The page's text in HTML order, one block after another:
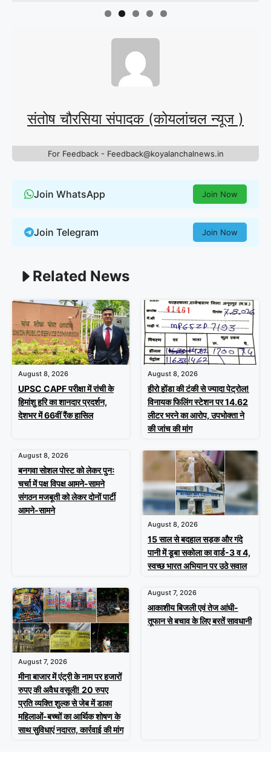
संतोष चौरसिया संपादक (कोयलांचल न्यूज )
For Feedback - Feedback@koyalanchalnews.in
Join WhatsApp Join Now
Join Telegram Join Now
Related News
August 8, 2026
UPSC CAPF परीक्षा में रांची के
हिमांशु हरि का शानदार प्रदर्शन,
देशभर में 66वीं रैंक हासिल
August 8, 2026
हीरो होंडा की टंकी से ज्यादा पेट्रोल!
विनायक फिलिंग स्टेशन पर 14.62
लीटर भरने का आरोप, उपभोक्ता ने
की जांच की मांग
August 8, 2026
बनगवा सोशल पोस्ट को लेकर पुनः
चर्चा में पक्ष विपक्ष आमने-सामने
संगठन मजबूती को लेकर दोनों पार्टी
आमने-सामने
August 8, 2026
15 साल से बदहाल सड़क और गंदे
पानी में डूबा सकोला का वार्ड-3 व 4,
स्वच्छ भारत अभियान पर उठे सवाल
August 7, 2026
मीना बाजार में एंट्री के नाम पर हजारों
रुपए की अवैध वसूली! 20 रुपए
प्रति व्यक्ति शुल्क से जेब में डाका
महिलाओं-बच्चों का आर्थिक शोषण के
साथ सुविधाएं नदारत, कार्रवाई की मांग
August 7, 2026
आकाशीय बिजली एवं तेज आंधी-
तूफान से बचाव के लिए बरतें सावधानी